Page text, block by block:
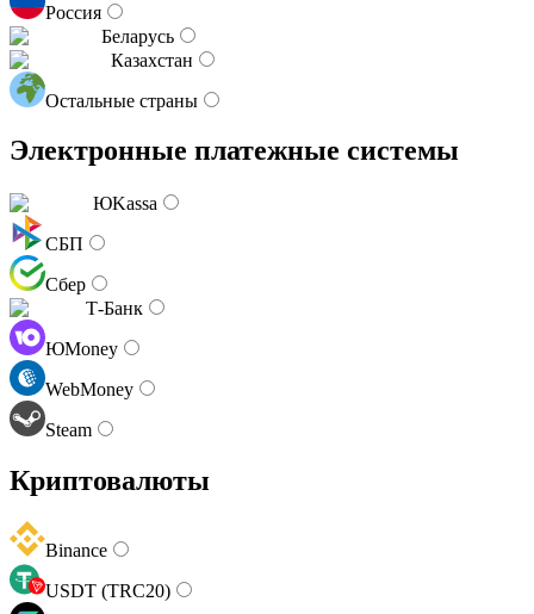
Россия
Беларусь
Казахстан
Остальные страны
Электронные платежные системы
ЮKassa
СБП
Сбер
Т-Банк
ЮMoney
WebMoney
Steam
Криптовалюты
Binance
USDT (TRC20)